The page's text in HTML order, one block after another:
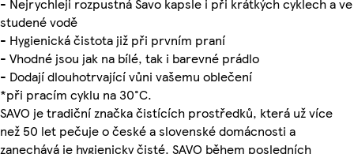
studené vodě
- Hygienická čistota již při prvním praní
- Vhodné jsou jak na bílé, tak i barevné prádlo
- Dodají dlouhotrvající vůni vašemu oblečení
*při pracím cyklu na 30°C.
SAVO je tradiční značka čistících prostředků, která už více
než 50 let pečuje o české a slovenské domácnosti a
zanechává je hygienicky čisté. SAVO během posledních